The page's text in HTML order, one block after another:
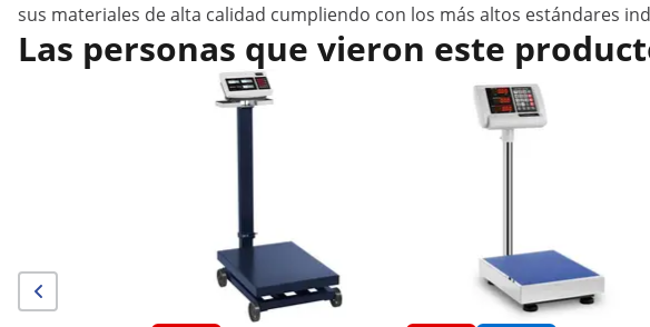
sus materiales de alta calidad cumpliendo con los más altos estándares
Las personas que vieron este